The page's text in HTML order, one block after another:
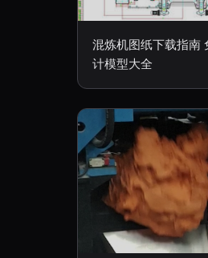
混炼机图纸下载指南
计模型大全